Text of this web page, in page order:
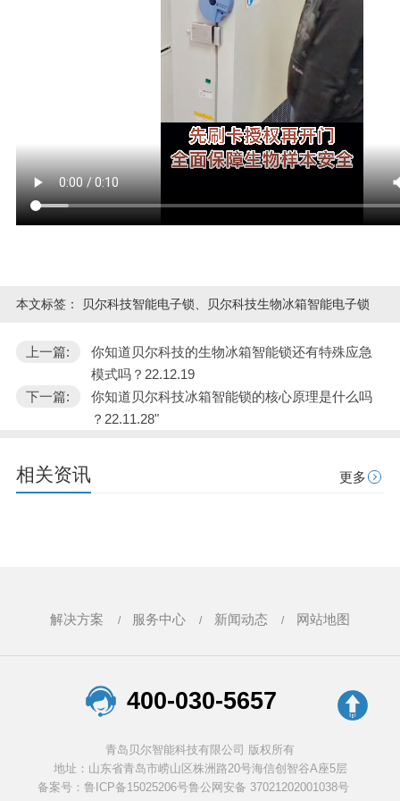
本文标签： 贝尔科技智能电子锁、贝尔科技生物冰箱智能电子锁
上一篇:
你知道贝尔科技的生物冰箱智能锁还有特殊应急
模式吗？22.12.19
下一篇:
你知道贝尔科技冰箱智能锁的核心原理是什么吗
？22.11.28"
相关资讯 更多
解决方案 服务中心 新闻动态 网站地图
400-030-5657
青岛贝尔智能科技有限公司 版权所有
地址：山东省青岛市崂山区株洲路20号海信创智谷A座5层
备案号：鲁ICP备15025206号鲁公网安备 37021202001038号